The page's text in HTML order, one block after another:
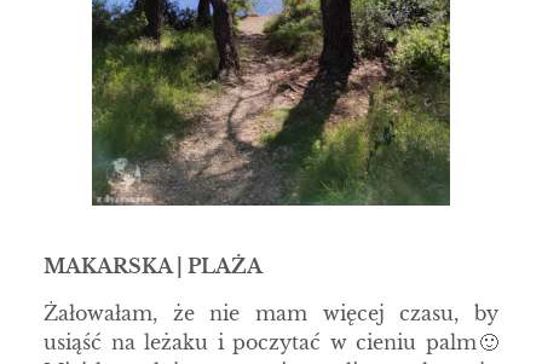
MAKARSKA | PLAŻA
Żałowałam, że nie mam więcej czasu, by
usiąść na leżaku i poczytać w cieniu palm🙂